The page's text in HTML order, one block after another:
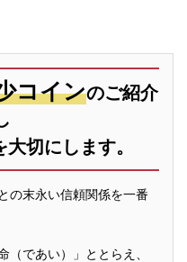
コインのご紹介
大切にします。
の末永い信頼関係を一番
（であい）」ととらえ、